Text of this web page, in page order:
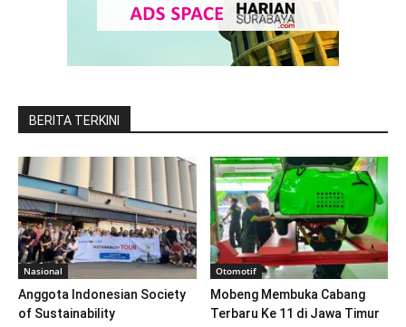
BERITA TERKINI
Nasional
Anggota Indonesian Society
of Sustainability
Otomotif
Mobeng Membuka Cabang
Terbaru Ke 11 di Jawa Timur